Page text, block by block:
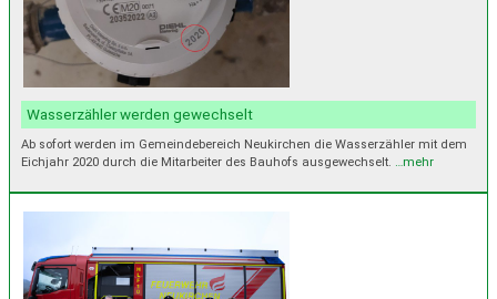
Wasserzähler werden gewechselt
Ab sofort werden im Gemeindebereich Neukirchen die Wasserzähler mit dem
Eichjahr 2020 durch die Mitarbeiter des Bauhofs ausgewechselt. …mehr